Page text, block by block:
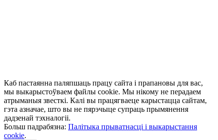
Каб пастаянна паляпшаць працу сайта і прапановы для вас,
мы выкарыстоўваем файлы cookie. Мы нікому не перадаем
атрыманыя звесткі. Калі вы працягваеце карыстацца сайтам,
гэта азначае, што вы не пярэчыце супраць прымянення
дадзенай тэхналогіі.
Больш падрабязна: Палітыка прыватнасці і выкарыстання
cookie.